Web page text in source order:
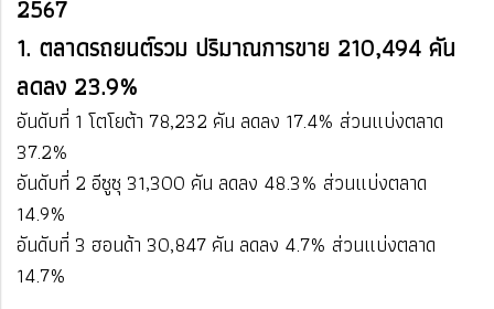
2567
1. ตลาดรถยนต์รวม ปริมาณการขาย 210,494 คัน
ลดลง 23.9%
อันดับที่ 1 โตโยต้า​ 78,232 คัน ​ลดลง​ 17.4%​ ส่วนแบ่งตลาด
37.2%
อันดับที่ 2 อีซูซุ​ 31,300 คัน​ ลดลง 48.3% ส่วนแบ่งตลาด
14.9%
อันดับที่ 3 ฮอนด้า​ 30,847 คัน​ ลดลง​ 4.7%​ ​ส่วนแบ่งตลาด
14.7%